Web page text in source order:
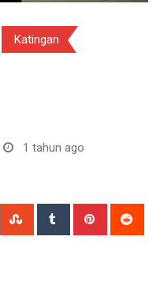
Katingan
1 tahun ago
WhatsappStumbleUpon
Tumblr Pinterest